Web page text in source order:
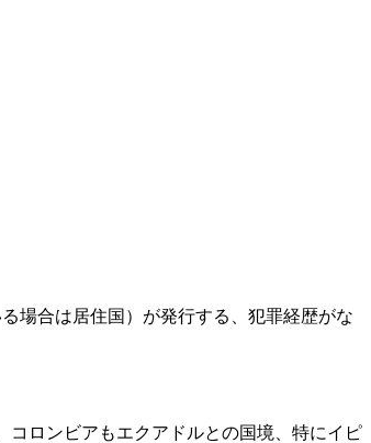
場合は居住国）が発行する、犯罪経歴がな
コロンビアもエクアドルとの国境、特にイピ